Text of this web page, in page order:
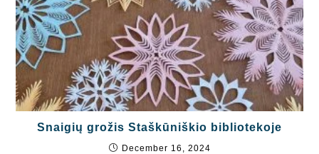
Snaigių grožis Staškūniškio bibliotekoje
December 16, 2024